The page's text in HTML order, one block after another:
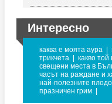
Интересно
каква е моята аура
трикчета
какво
свещени места в
часът на раждане и
най-полезните
празничен грим